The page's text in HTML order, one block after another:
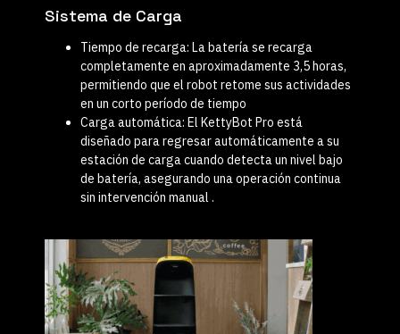
Sistema de Carga
Tiempo de recarga: La batería se recarga
completamente en aproximadamente 3,5 horas,
permitiendo que el robot retome sus actividades
en un corto período de tiempo
Carga automática: El KettyBot Pro está
diseñado pararegresar automáticamente a su
estación de cargacuando detecta un nivel bajo
de batería, asegurando una operación continua
sin intervención manual .